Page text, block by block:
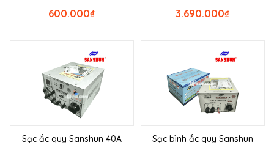
₫
600.000 ₫
3.690.000
Sạc ắc quy Sanshun 40A
Sạc bình ắc quy Sanshun